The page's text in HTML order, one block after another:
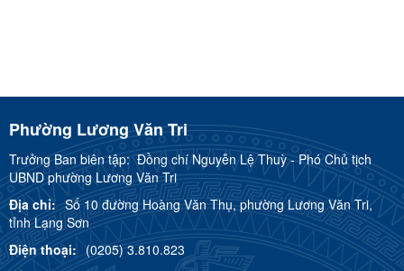
Phường Lương Văn Tri
Trưởng Ban biên tập:Đồng chí Nguyễn Lệ Thuỳ - Phó Chủ tịch
UBND phường Lương Văn Tri
Địa chỉ: Số 10 đường Hoàng Văn Thụ, phường Lương Văn Tri,
tỉnh Lạng Sơn
Điện thoại: (0205) 3.810.823